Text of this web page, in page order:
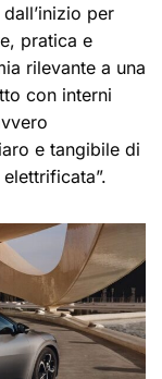
per
pratica e
rilevante a una
con interni
e tangibile di